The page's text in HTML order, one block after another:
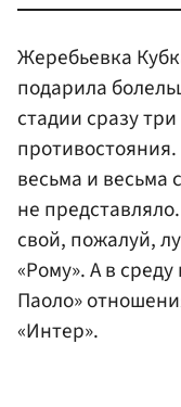
Жеребьевка
подарила
стадии сразу
весьма и весьма
не
свой, пожалуй,
«Рому». А в
Паоло»
«Интер».